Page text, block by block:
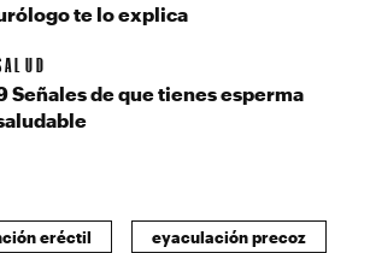
te lo explica
Señales de que tienes esperma
eréctil eyaculación precoz